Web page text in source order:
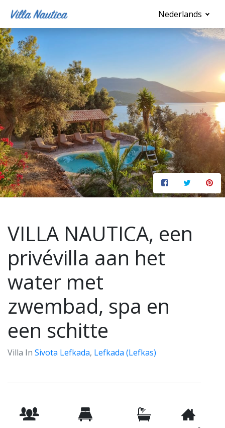
Nederlands
VILLA NAUTICA, een
privévilla aan het
water met
zwembad, spa en
een schitte
Villa In Sivota Lefkada, Lefkada (Lefkas)